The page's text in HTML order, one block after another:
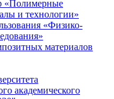
«Полимерные
и технологии»
«Физико-
материалов
академического